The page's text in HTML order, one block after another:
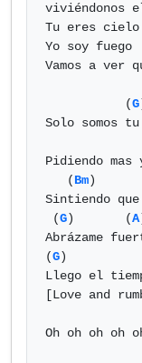
viviéndonos
Tu eres cielo
Yo soy fuego
Vamos a ver
           (
G
Solo somos
Pidiendo
   (
Bm)
Sintiendo
(G)       (A
Abrázame
(G)
Llego el
[Love and
Oh oh oh oh